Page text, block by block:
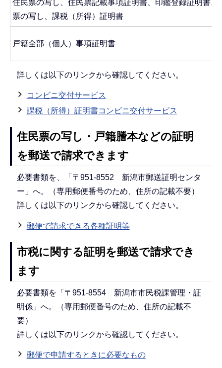
住民票の写し、住民票記載事項証明書、印鑑登録証明書、
票の写し、課税（所得）証明書
戸籍全部（個人）事項証明書
詳しくは以下のリンクから確認してください。
コンビニ交付サービス
課税（所得）証明書コンビニ交付サービス
住民票の写し・戸籍謄本などの証明
を郵送で請求できます
必要書類を、「〒951-8552 新潟市郵送証明センタ
ー」へ。（専用郵便番号のため、住所の記載不要）
詳しくは以下のリンクから確認してください。
郵便で請求できる各種証明等
市税に関する証明を郵送で請求でき
ます
必要書類を「〒951-8554 新潟市市民税課管理・証
明係」へ。（専用郵便番号のため、住所の記載不
要）
詳しくは以下のリンクから確認してください。
郵便で申請するときに必要なもの